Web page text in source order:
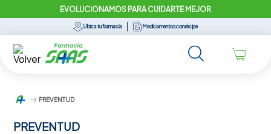
EVOLUCIONAMOS PARA CUIDARTE MEJOR
Ubica tu farmacia Medicamentos con récipe
PREVENTUD
PREVENTUD